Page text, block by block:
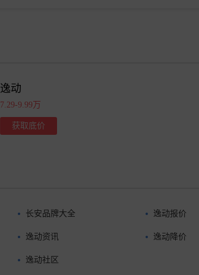
逸动
7.29-9.99万
获取底价
长安品牌大全 逸动报价
逸动资讯 逸动降价
逸动社区